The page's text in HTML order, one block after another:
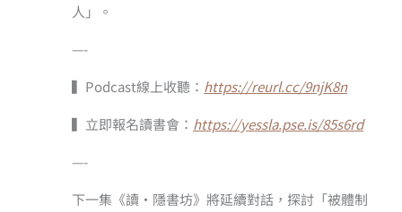
人」。
—-
▍Podcast線上收聽： https://reurl.cc/9njK8n
▍立即報名讀書會： https://yessla.pse.is/85s6rd
—-
下一集《讀·隱書坊》將延續對話，探討「被體制